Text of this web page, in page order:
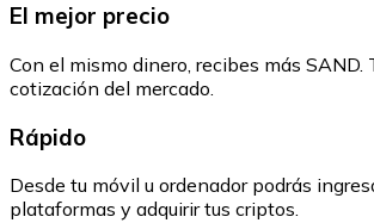
El mejor precio
Con el mismo dinero, recibes más SAND.
cotización del mercado.
Rápido
Desde tu móvil u ordenador podrás
plataformas y adquirir tus criptos.